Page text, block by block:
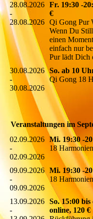
28.08.2026
-
28.08.2026
Fr. 19:30 -
€
Qi Gong Pur
Wenn Du
einen
einfach nur
Pur lädt Dich
30.08.2026
-
30.08.2026
So. ab 10
Qi Gong 18
Veranstaltungen im
02.09.2026
-
02.09.2026
Mi. 19:30 -
18
09.09.2026
-
09.09.2026
Mi. 19:30 -
18
13.09.2026
-
So. 15:00
online, 120 €